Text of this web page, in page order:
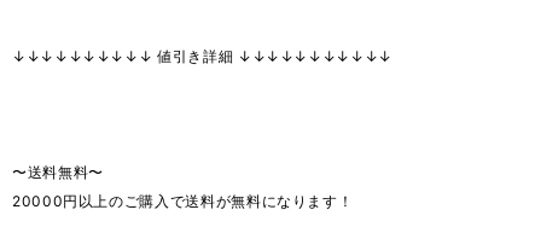
↓↓↓↓↓↓↓↓↓↓ 値引き詳細 ↓↓↓↓↓↓↓↓↓↓↓
〜送料無料〜
20000円以上のご購入で送料が無料になります！